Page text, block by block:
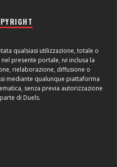
qualsiasi utilizzazione, totale o
presente portale, ivi inclusa la
rielaborazione, diffusione o
mediante qualunque piattaforma
senza previa autorizzazione
di Duels.